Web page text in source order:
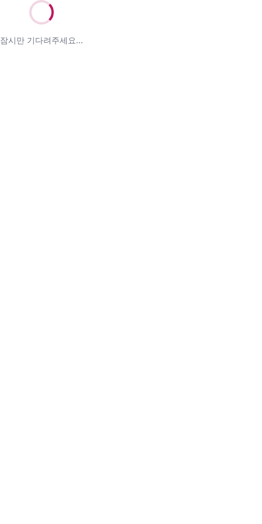
잠시만 기다려주세요...